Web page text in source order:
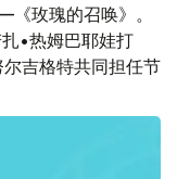
玫瑰的召唤》。
•热姆巴耶娃打
吉格特共同担任节